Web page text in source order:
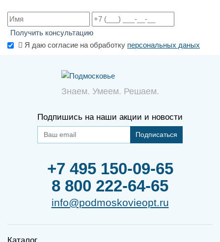
Получить консультацию
Я даю согласие на обработку персональных даных
Знаем. Умеем. Решаем.
Подпишись на наши акции и новости
Подписаться
+7 495 150-09-65
8 800 222-64-65
info@podmoskovieopt.ru